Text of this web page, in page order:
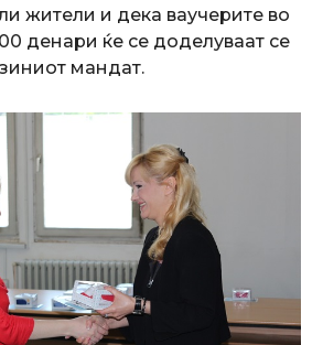
жители и дека ваучерите во
денари ќе се доделуваат се
мандат.